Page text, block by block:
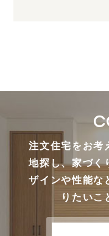
注文住宅をお考
地探し、家づく
ザインや性能な
りたいこ